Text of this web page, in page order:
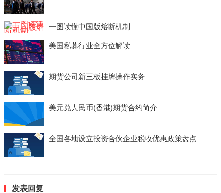
一图读懂中国版熔断机制
美国私募行业全方位解读
期货公司新三板挂牌操作实务
美元兑人民币(香港)期货合约简介
全国各地设立投资合伙企业税收优惠政策盘点
发表回复